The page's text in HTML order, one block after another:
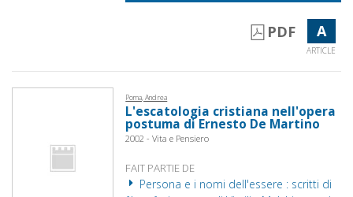
PDF A
ARTICLE
Poma, Andrea
L'escatologia cristiana nell'opera
postuma di Ernesto De Martino
2002 - Vita e Pensiero
FAIT PARTIE DE
Persona e i nomi dell'essere : scritti di